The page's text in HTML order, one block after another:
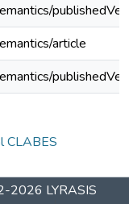
article
CLABES
2026 LYRASIS